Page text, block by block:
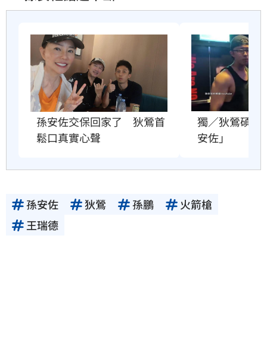
孫安佐交保回家了　狄鶯首
鬆口真實心聲
獨／狄鶯碩士
安佐」
孫安佐 狄鶯 孫鵬
火箭槍
王瑞德